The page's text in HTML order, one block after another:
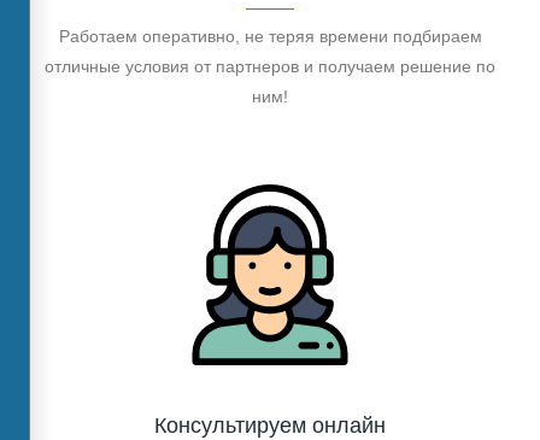
Работаем оперативно, не теряя времени подбираем
отличные условия от партнеров и получаем решение по
ним!
Консультируем онлайн